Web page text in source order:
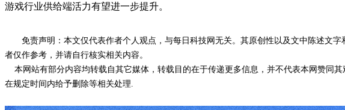
游戏行业供给端活力有望进一步提升。
免责声明：本文仅代表作者个人观点，与每日科技网无关。其原创性以及文中陈述文
者仅作参考，并请自行核实相关内容。
本网站有部分内容均转载自其它媒体，转载目的在于传递更多信息，并不代表本网赞同
在规定时间内给予删除等相关处理.